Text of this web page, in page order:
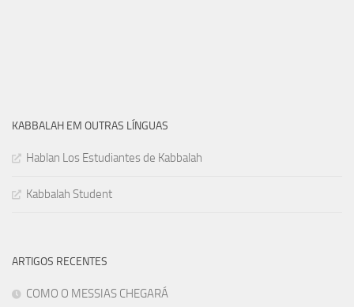
KABBALAH EM OUTRAS LÍNGUAS
Hablan Los Estudiantes de Kabbalah
Kabbalah Student
ARTIGOS RECENTES
COMO O MESSIAS CHEGARÁ